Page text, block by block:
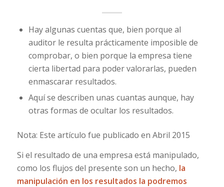
Hay algunas cuentas que, bien porque al
auditor le resulta prácticamente imposible de
comprobar, o bien porque la empresa tiene
cierta libertad para poder valorarlas, pueden
enmascarar resultados.
Aquí se describen unas cuantas aunque, hay
otras formas de ocultar los resultados.
Nota: Este artículo fue publicado en Abril 2015
Si el resultado de una empresa está manipulado,
como los flujos del presente son un hecho, la
manipulación en los resultados la podremos